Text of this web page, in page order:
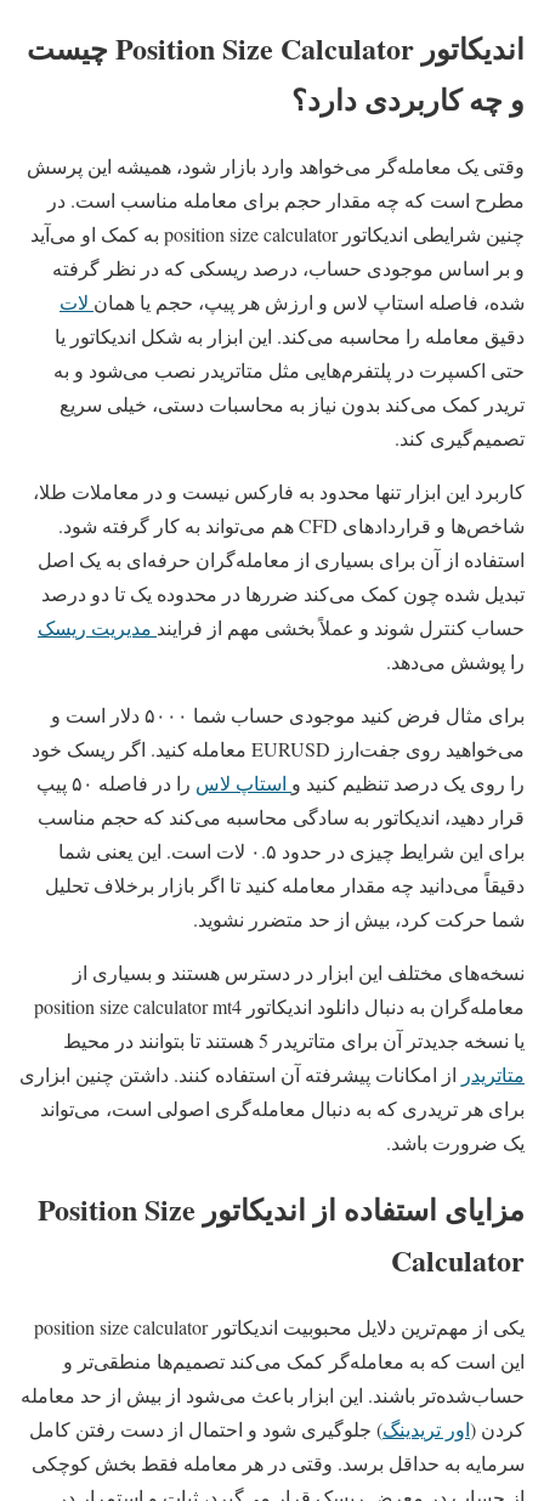
اندیکاتور Position Size Calculator چیست
و چه کاربردی دارد؟
وقتی یک معامله‌گر می‌خواهد وارد بازار شود، همیشه این پرسش
مطرح است که چه مقدار حجم برای معامله مناسب است. در
چنین شرایطی اندیکاتور position size calculator به کمک او می‌آید
و بر اساس موجودی حساب، درصد ریسکی که در نظر گرفته
شده، فاصله استاپ لاس و ارزش هر پیپ، حجم یا همان لات
دقیق معامله را محاسبه می‌کند. این ابزار به شکل اندیکاتور یا
حتی اکسپرت در پلتفرم‌هایی مثل متاتریدر نصب می‌شود و به
تریدر کمک می‌کند بدون نیاز به محاسبات دستی، خیلی سریع
تصمیم‌گیری کند.
کاربرد این ابزار تنها محدود به فارکس نیست و در معاملات طلا،
شاخص‌ها و قراردادهای CFD هم می‌تواند به کار گرفته شود.
استفاده از آن برای بسیاری از معامله‌گران حرفه‌ای به یک اصل
تبدیل شده چون کمک می‌کند ضررها در محدوده یک تا دو درصد
حساب کنترل شوند و عملاً بخشی مهم از فرایند مدیریت ریسک
را پوشش می‌دهد.
برای مثال فرض کنید موجودی حساب شما ۵۰۰۰ دلار است و
می‌خواهید روی جفت‌ارز EURUSD معامله کنید. اگر ریسک خود
را روی یک درصد تنظیم کنید و استاپ لاس
را در فاصله ۵۰ پیپ
قرار دهید، اندیکاتور به سادگی محاسبه می‌کند که حجم مناسب
برای این شرایط چیزی در حدود ۰.۵ لات است. این یعنی شما
دقیقاً می‌دانید چه مقدار معامله کنید تا اگر بازار برخلاف تحلیل
شما حرکت کرد، بیش از حد متضرر نشوید.
نسخه‌های مختلف این ابزار در دسترس هستند و بسیاری از
معامله‌گران به دنبال دانلود اندیکاتور position size calculator mt4
یا نسخه جدیدتر آن برای متاتریدر 5 هستند تا بتوانند در محیط
متاتریدر از امکانات پیشرفته آن استفاده کنند. داشتن چنین ابزاری
برای هر تریدری که به دنبال معامله‌گری اصولی است، می‌تواند
یک ضرورت باشد.
مزایای استفاده از اندیکاتور Position Size
Calculator
یکی از مهم‌ترین دلایل محبوبیت اندیکاتور position size calculator
این است که به معامله‌گر کمک می‌کند تصمیم‌ها منطقی‌تر و
حساب‌شده‌تر باشند. این ابزار باعث می‌شود از بیش از حد معامله
کردن (اور تریدینگ) جلوگیری شود و احتمال از دست رفتن کامل
سرمایه به حداقل برسد. وقتی در هر معامله فقط بخش کوچکی